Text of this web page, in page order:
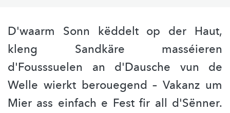
D'waarm Sonn këddelt op der Haut,
kleng Sandkäre masséieren
d'Fousssuelen an d'Dausche vun de
Welle wierkt berouegend – Vakanz um
Mier ass einfach e Fest fir all d'Sënner.